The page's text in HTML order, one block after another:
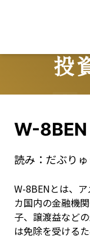
投
W-8BEN
読み： だぶり
W-8BENとは、
カ国内の金融機
子、譲渡益など
は免除を受ける